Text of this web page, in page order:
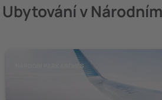
Ubytování v
NÁRODNÍ PARK ARCHES